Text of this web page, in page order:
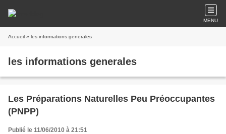
MENU
Accueil » les informations generales
les informations generales
Les Préparations Naturelles Peu Préoccupantes
(PNPP)
Publié le 11/06/2010 à 21:51